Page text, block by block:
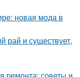
новая мода в
рай и существует,